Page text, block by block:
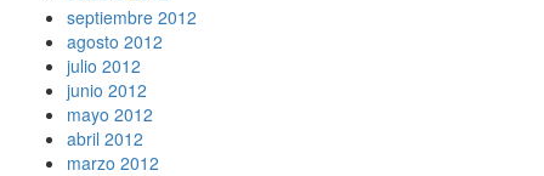
septiembre 2012
agosto 2012
julio 2012
junio 2012
mayo 2012
abril 2012
marzo 2012